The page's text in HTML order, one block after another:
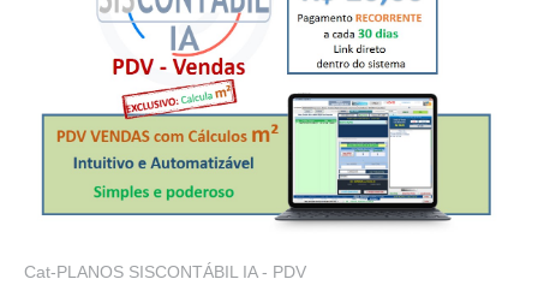
Cat-PLANOS SISCONTÁBIL IA - PDV